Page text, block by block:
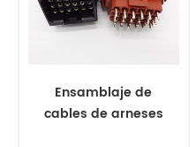
Ensamblaje de
cables de arneses